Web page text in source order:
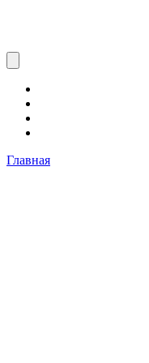
Главная